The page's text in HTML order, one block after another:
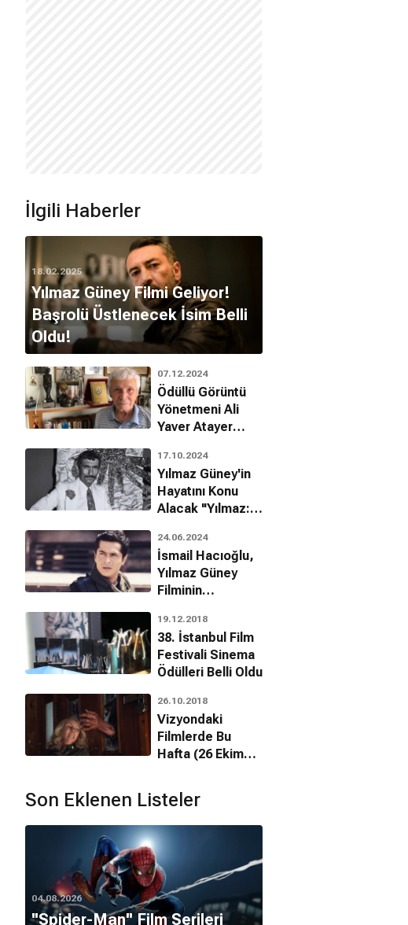
İlgili Haberler
18.02.2025
Yılmaz Güney Filmi Geliyor!
Başrolü Üstlenecek İsim Belli
Oldu!
07.12.2024
Ödüllü Görüntü
Yönetmeni Ali
Yaver Atayer
17.10.2024
Yılmaz Güney'in
Hayatını Konu
Alacak "Yılmaz:
Vizyon Tarihi
Açıklandı!
24.06.2024
İsmail Hacıoğlu,
Yılmaz Güney
Filminin
19.12.2018
38. İstanbul Film
Festivali Sinema
Ödülleri Belli Oldu
26.10.2018
Vizyondaki
Filmlerde Bu
Hafta (26 Ekim
Son Eklenen Listeler
04.08.2026
''Spider-Man'' Film Serileri